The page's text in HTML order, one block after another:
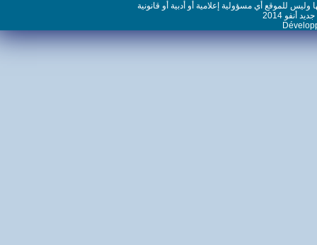
للموقع أي مسؤولية إعلامية أو أدبية أو قانونية
2014